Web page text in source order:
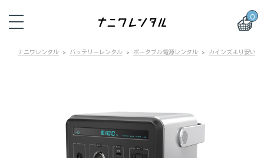
0
ナニワレンタル バッテリーレンタル ポータブル電源レンタル カインズより安い